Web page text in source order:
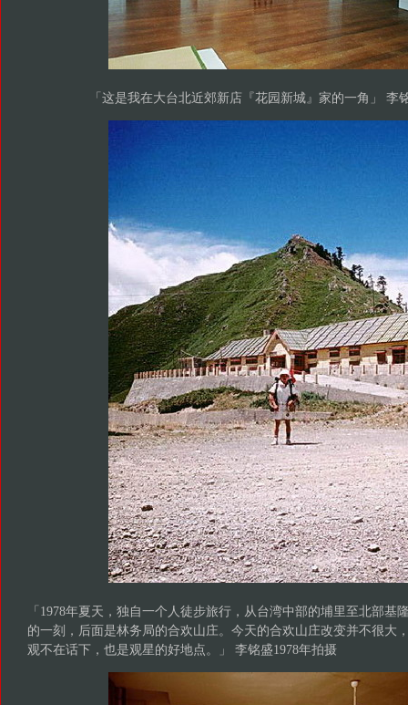
「这是我在大台北近郊新店『花园新城』家的一角」 李
「1978年夏天，独自一个人徒步旅行，从台湾中部的埔里至北部基
的一刻，后面是林务局的合欢山庄。今天的合欢山庄改变并不很大
观不在话下，也是观星的好地点。」 李铭盛1978年拍摄